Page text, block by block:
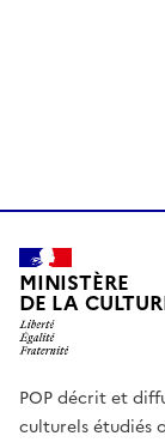
MINISTÈRE
DE LA
POP décrit et
culturels étudiés